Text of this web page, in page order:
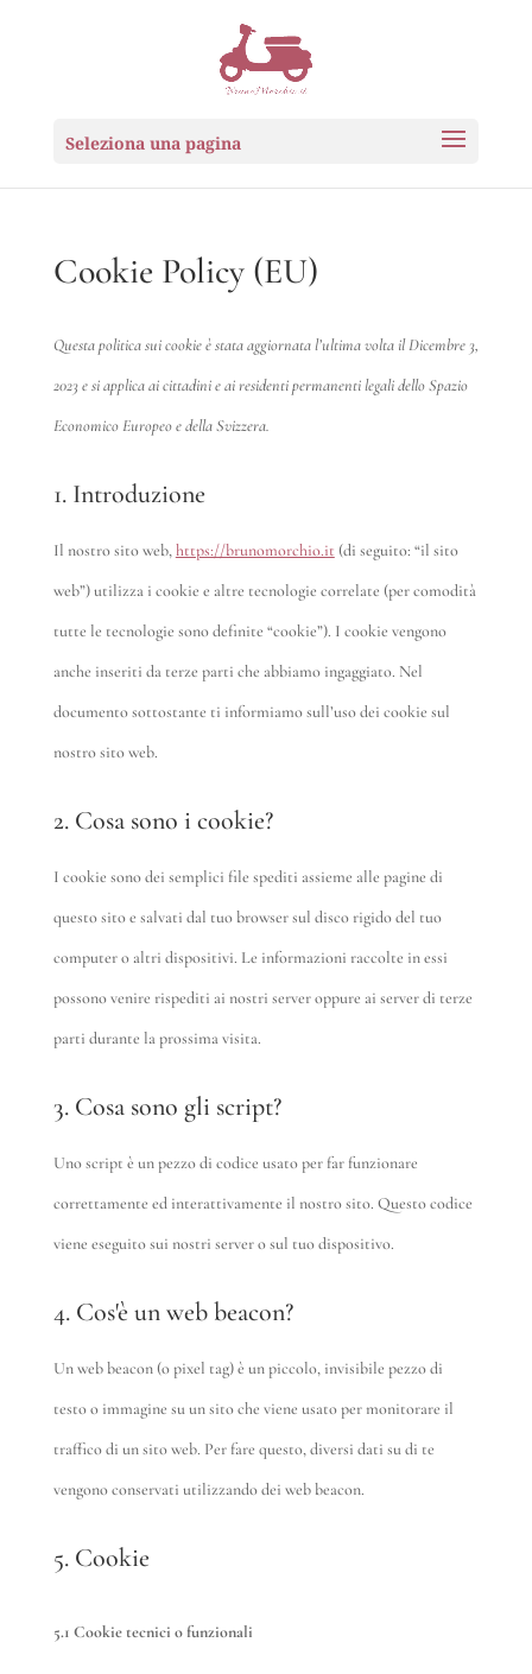
Seleziona una pagina
Cookie Policy (EU)
Questa politica sui cookie è stata aggiornata l’ultima volta il Dicembre 3,
2023 e si applica ai cittadini e ai residenti permanenti legali dello Spazio
Economico Europeo e della Svizzera.
1. Introduzione
Il nostro sito web,https://brunomorchio.it (di seguito: “il sito
web”) utilizza i cookie e altre tecnologie correlate (per comodità
tutte le tecnologie sono definite “cookie”). I cookie vengono
anche inseriti da terze parti che abbiamo ingaggiato. Nel
documento sottostante ti informiamo sull’uso dei cookie sul
nostro sito web.
2. Cosa sono i cookie?
I cookie sono dei semplici file spediti assieme alle pagine di
questo sito e salvati dal tuo browser sul disco rigido del tuo
computer o altri dispositivi. Le informazioni raccolte in essi
possono venire rispediti ai nostri server oppure ai server di terze
parti durante la prossima visita.
3. Cosa sono gli script?
Uno script è un pezzo di codice usato per far funzionare
correttamente ed interattivamente il nostro sito. Questo codice
viene eseguito sui nostri server o sul tuo dispositivo.
4. Cos'è un web beacon?
Un web beacon (o pixel tag) è un piccolo, invisibile pezzo di
testo o immagine su un sito che viene usato per monitorare il
traffico di un sito web. Per fare questo, diversi dati su di te
vengono conservati utilizzando dei web beacon.
5. Cookie
5.1 Cookie tecnici o funzionali